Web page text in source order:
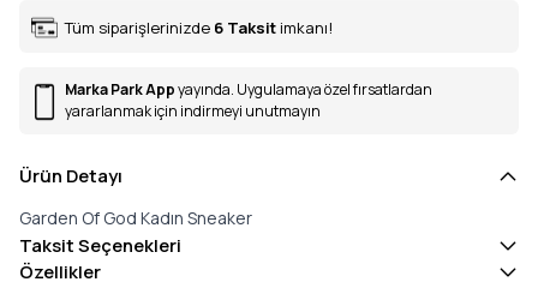
Tüm siparişlerinizde 6 Taksit imkanı!
Marka Park Appyayında. Uygulamaya özel fırsatlardan
yararlanmak için indirmeyi unutmayın
Ürün Detayı
Garden Of God Kadın Sneaker
Taksit Seçenekleri
Özellikler